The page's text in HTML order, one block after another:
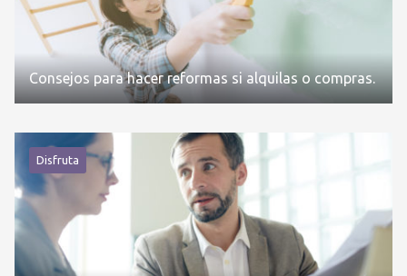
Consejos para hacer reformas si alquilas o compras.
Disfruta